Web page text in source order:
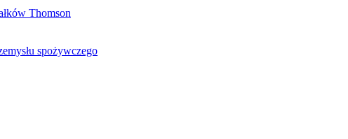
Thomson
spożywczego